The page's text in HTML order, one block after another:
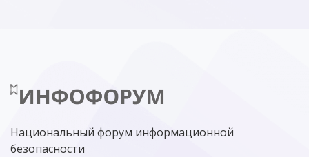
Национальный форум информационной
безопасности